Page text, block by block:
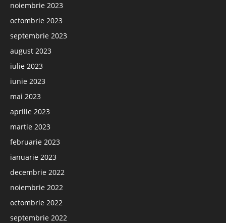
noiembrie 2023
octombrie 2023
septembrie 2023
august 2023
iulie 2023
iunie 2023
mai 2023
aprilie 2023
martie 2023
februarie 2023
ianuarie 2023
decembrie 2022
noiembrie 2022
octombrie 2022
septembrie 2022